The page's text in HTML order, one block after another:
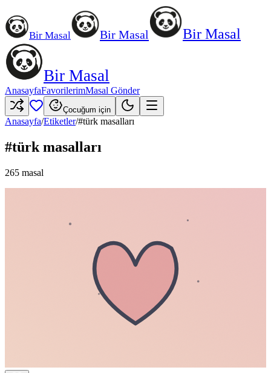
Bir Masal Bir Masal Bir Masal
Bir Masal
AnasayfaFavorilerimMasal Gönder
Çocuğum için
Anasayfa/Etiketler/#türk masalları
#türk masalları
265 masal